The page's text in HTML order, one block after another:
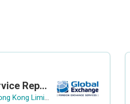
Customer Service Representative (Airport)
Global Exchange Hong Kong Limited